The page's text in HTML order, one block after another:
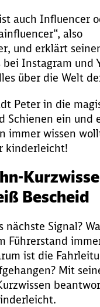
auch Influencer
also
und erklärt
Instagram und
über die Welt
Peter in die
Schienen ein und
immer wissen
kinderleicht!
Bescheid
nächste Signal?
Führerstand
ist die
Mit